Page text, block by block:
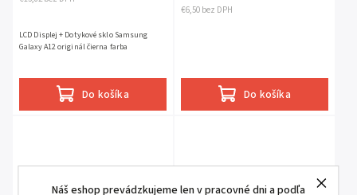
Náš eshop prevádzkujeme len v pracovné dni a podľa
Do košíka
LCD Displej + Dotykové sklo Samsung
Galaxy A12 originál čierna farba
€6,50 bez DPH
Do košíka